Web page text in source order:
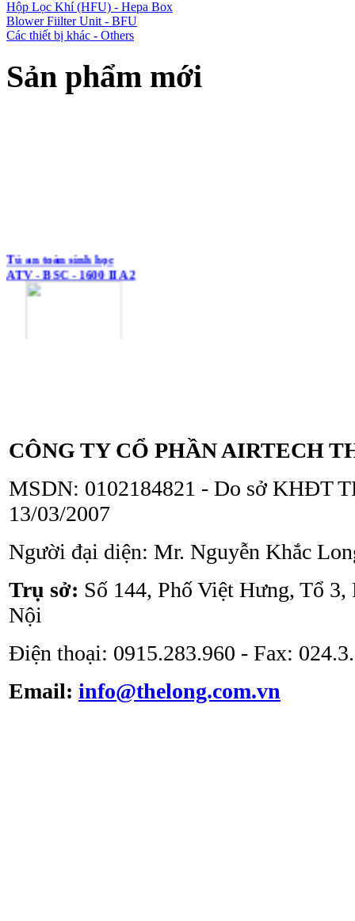
Hộp Lọc Khí (HFU) - Hepa Box
Blower Fiilter Unit - BFU
Các thiết bị khác - Others
Sản phẩm mới
ATV - BSC - 1600 II A2
Tủ an toàn sinh học
ATV - BSC - 1000 II A2
Tủ cấy vô trùng ATV -
CÔNG TY CỔ PHẦN AIRTECH
MSDN: 0102184821 - Do sở KHĐT
13/03/2007
Người đại diện: Mr. Nguyễn Khắc
Trụ sở: Số 144, Phố Việt Hưng, Tổ
Nội
Điện thoại: 0915.283.960 - Fax:
Email: info@thelong.com.vn